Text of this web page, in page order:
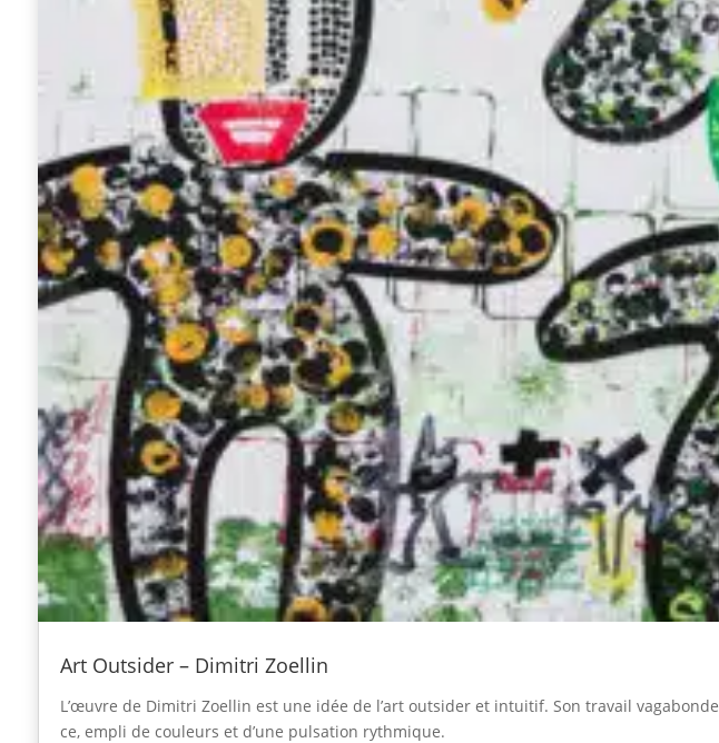
Art Outsider – Dimitri Zoellin
L’œuvre de Dimitri Zoellin est une idée de l’art outsider et intuitif. Son travail
ce, empli de couleurs et d’une pulsation rythmique.